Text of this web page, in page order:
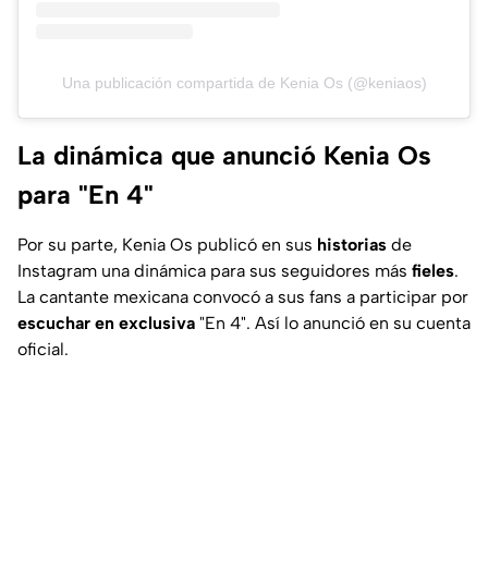
Una publicación compartida de Kenia Os (@keniaos)
La dinámica que anunció Kenia Os
para "En 4"
Por su parte, Kenia Os publicó en sus historias de
Instagram una dinámica para sus seguidores más fieles.
La cantante mexicana convocó a sus fans a participar por
escuchar en exclusiva "En 4". Así lo anunció en su cuenta
oficial.